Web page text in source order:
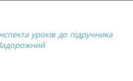
уроків до підручника